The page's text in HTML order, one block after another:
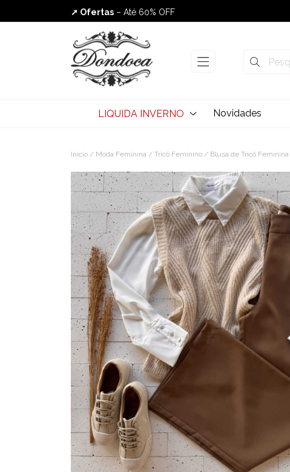
➚ Ofertas – Até 60% OFF
Envio Rápido
LIQUIDA INVERNO Novidades
Início / Moda Feminina / Tricô Feminino / Blusa de Tricô Feminina